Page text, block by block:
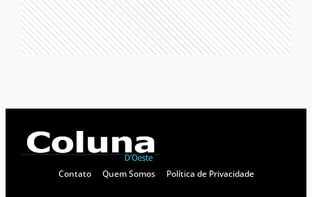
Contato Quem Somos Política de Privacidade